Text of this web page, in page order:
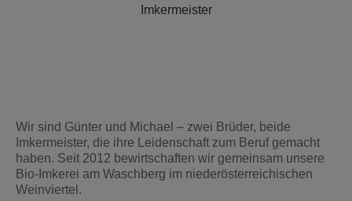
Imkermeister
Wir sind Günter und Michael – zwei Brüder, beide
Imkermeister, die ihre Leidenschaft zum Beruf gemacht
haben. Seit 2012 bewirtschaften wir gemeinsam unsere
Bio-Imkerei am Waschberg im niederösterreichischen
Weinviertel.